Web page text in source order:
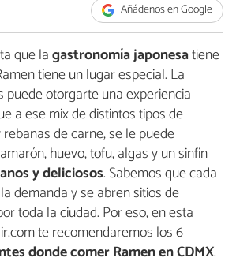
Añádenos en Google
que lagastronomía japonesatiene
tiene un lugar especial. La
puede otorgarte una experiencia
a ese mix de distintos tipos de
de carne, se le puede
huevo, tofu, algas y un sinfín
y deliciosos. Sabemos que cada
demanda y se abren sitios de
toda la ciudad. Por eso, en esta
te recomendaremos los 6
donde comer Ramen en CDMX.